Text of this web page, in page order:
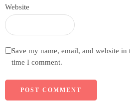
Website
Save my name, email, and website
time I comment.